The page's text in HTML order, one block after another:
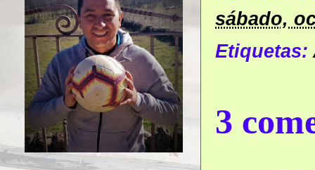
sábado,
Etiquetas:
3